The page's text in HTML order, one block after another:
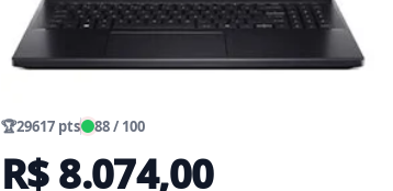
🏆29617 pts 88 / 100
R$ 8.074,00